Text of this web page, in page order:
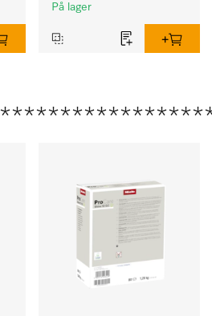
På lager